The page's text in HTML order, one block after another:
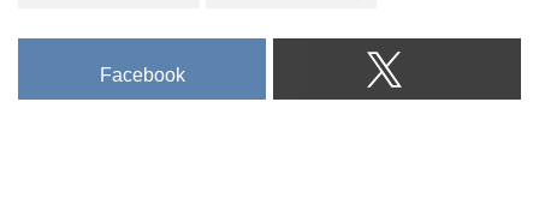
Facebook